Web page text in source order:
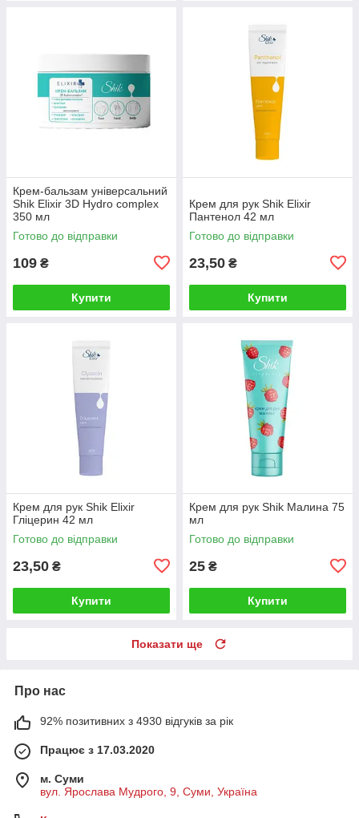
Крем-бальзам універсальний
Shik Elixir 3D Hydro complex
350 мл
Готово до відправки
109 ₴
Купити
Крем для рук Shik Elixir
Пантенол 42 мл
Готово до відправки
23,50 ₴
Купити
Крем для рук Shik Elixir
Гліцерин 42 мл
Готово до відправки
23,50 ₴
Купити
Крем для рук Shik Малина 75
мл
Готово до відправки
25 ₴
Купити
Показати ще
Про нас
92% позитивних з 4930 відгуків за рік
Працює з 17.03.2020
м. Суми
вул. Ярослава Мудрого, 9, Суми, Україна